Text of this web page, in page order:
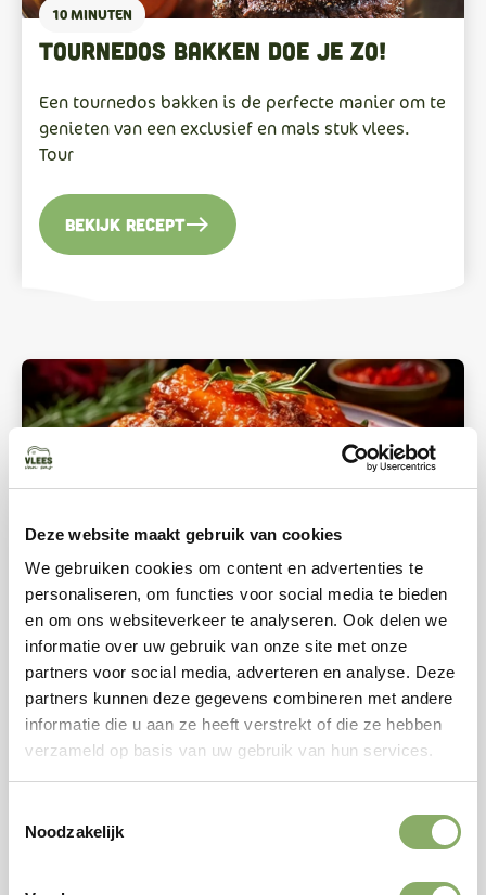
Deze website maakt gebruik van cookies
We gebruiken cookies om content en advertenties te
personaliseren, om functies voor social media te bieden
en om ons websiteverkeer te analyseren. Ook delen we
informatie over uw gebruik van onze site met onze
partners voor social media, adverteren en analyse. Deze
partners kunnen deze gegevens combineren met andere
informatie die u aan ze heeft verstrekt of die ze hebben
verzameld op basis van uw gebruik van hun services.
Noodzakelijk
10 MINUTEN
Tournedos bakken doe je zo!
Een tournedos bakken is de perfecte manier om te
genieten van een exclusief en mals stuk vlees.
Tour
Bekijk recepteast
Een heerlijk maar simpel recept
voor kalkoen vleugels
Kalkoen vleugels zijn een echte smaakbom, omdat
deze afkomstig zijn van de sjroete farm. Stevig,
sap
Bekijk recepteast